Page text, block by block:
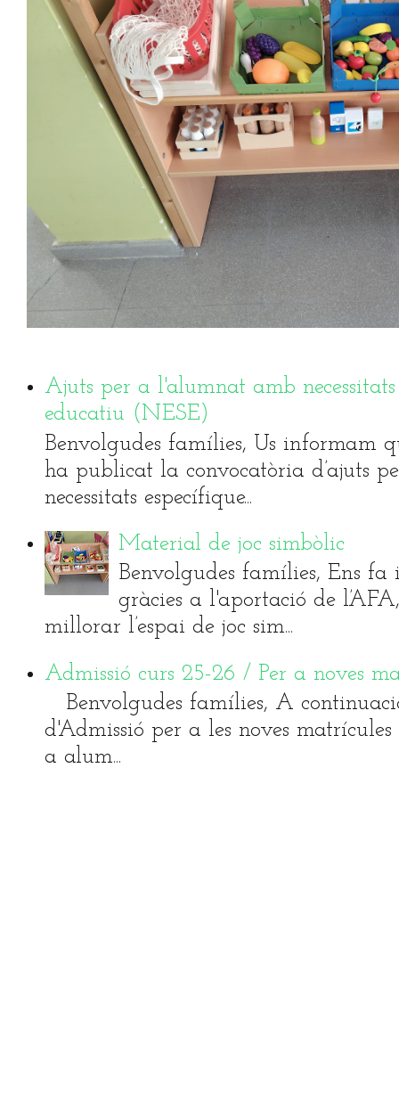
Ajuts per a l'alumnat amb
educatiu (NESE)
Benvolgudes famílies, Us informam
ha publicat la convocatòria d’ajuts
necessitats específique...
Material de joc simbòlic
Benvolgudes famílies, Ens fa
gràcies a l'aportació de
millorar l’espai de joc sim...
Admissió curs 25-26 / Per a noves
Benvolgudes famílies, A
d'Admissió per a les noves
a alum...